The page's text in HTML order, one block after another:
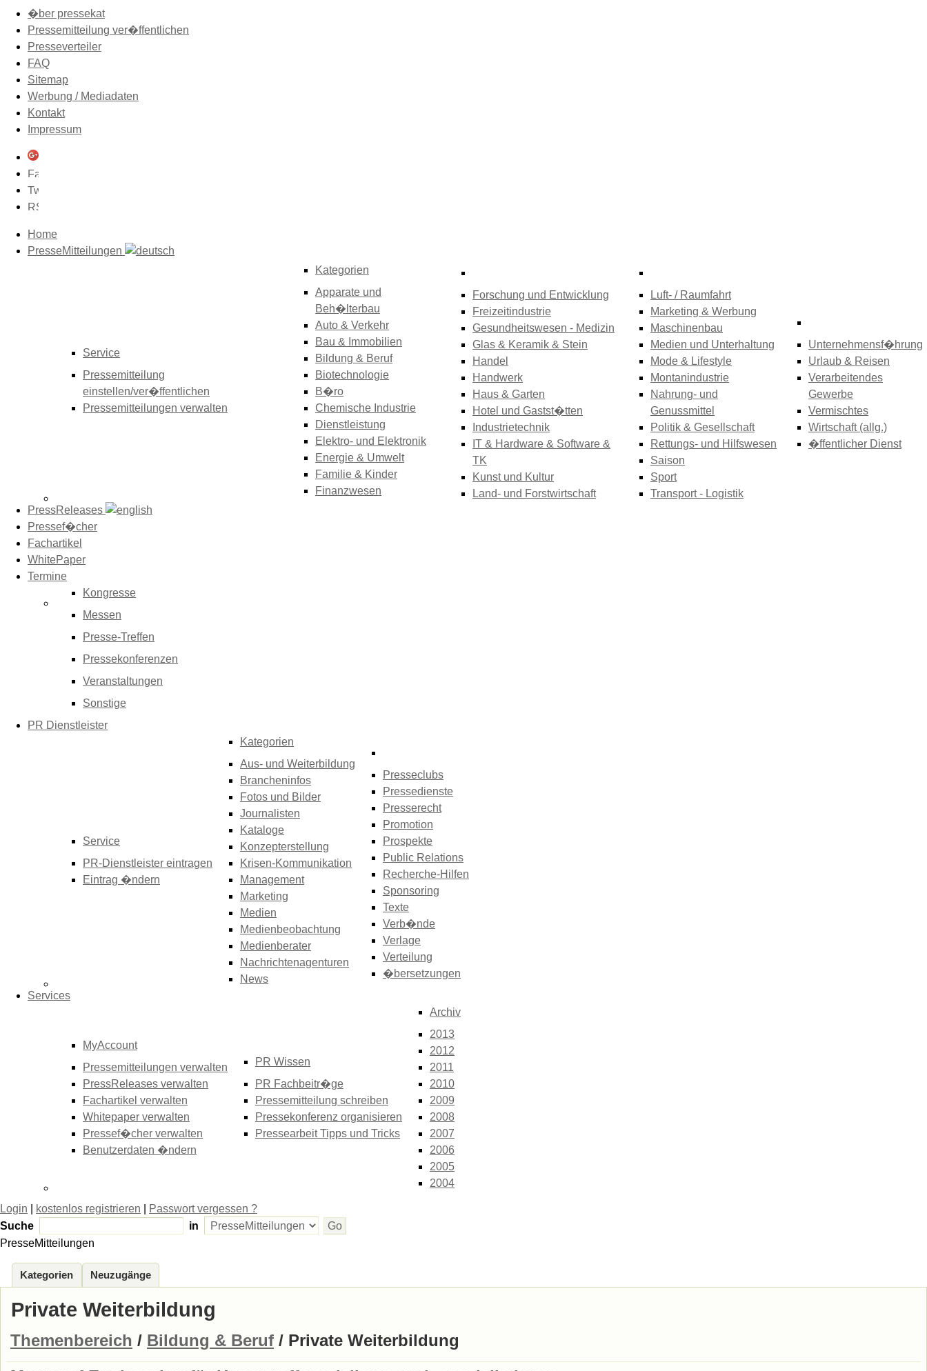
�ber pressekat
Pressemitteilung ver�ffentlichen
Presseverteiler
FAQ
Sitemap
Werbung / Mediadaten
Kontakt
Impressum
Home
PresseMitteilungen
Service
Pressemitteilung
einstellen/ver�ffentlichen
Pressemitteilungen verwalten
Kategorien
Apparate und
Beh�lterbau
Auto & Verkehr
Bau & Immobilien
Bildung & Beruf
Biotechnologie
B�ro
Chemische Industrie
Dienstleistung
Elektro- und Elektronik
Energie & Umwelt
Familie & Kinder
Finanzwesen
Forschung und Entwicklung
Freizeitindustrie
Gesundheitswesen - Medizin
Glas & Keramik & Stein
Handel
Handwerk
Haus & Garten
Hotel und Gastst�tten
Industrietechnik
IT & Hardware & Software &
TK
Kunst und Kultur
Land- und Forstwirtschaft
Luft- / Raumfahrt
Marketing & Werbung
Maschinenbau
Medien und Unterhaltung
Mode & Lifestyle
Montanindustrie
Nahrung- und
Genussmittel
Politik & Gesellschaft
Rettungs- und Hilfswesen
Saison
Sport
Transport - Logistik
Unternehmensf�hrung
Urlaub & Reisen
Verarbeitendes
Gewerbe
Vermischtes
Wirtschaft (allg.)
�ffentlicher Dienst
PressReleases
Pressef�cher
Fachartikel
WhitePaper
Termine
Kongresse
Messen
Presse-Treffen
Pressekonferenzen
Veranstaltungen
Sonstige
PR Dienstleister
Service
PR-Dienstleister eintragen
Eintrag �ndern
Kategorien
Aus- und Weiterbildung
Brancheninfos
Fotos und Bilder
Journalisten
Kataloge
Konzepterstellung
Krisen-Kommunikation
Management
Marketing
Medien
Medienbeobachtung
Medienberater
Nachrichtenagenturen
News
Presseclubs
Pressedienste
Presserecht
Promotion
Prospekte
Public Relations
Recherche-Hilfen
Sponsoring
Texte
Verb�nde
Verlage
Verteilung
�bersetzungen
Services
MyAccount
Pressemitteilungen verwalten
PressReleases verwalten
Fachartikel verwalten
Whitepaper verwalten
Pressef�cher verwalten
Benutzerdaten �ndern
PR Wissen
PR Fachbeitr�ge
Pressemitteilung schreiben
Pressekonferenz organisieren
Pressearbeit Tipps und Tricks
Archiv
2013
2012
2011
2010
2009
2008
2007
2006
2005
2004
Login kostenlos registrieren
Passwort vergessen ?
Suche
in
PresseMitteilungen
Kategorien Neuzugänge
Private Weiterbildung
Themenbereich / Bildung & Beruf / Private Weiterbildung